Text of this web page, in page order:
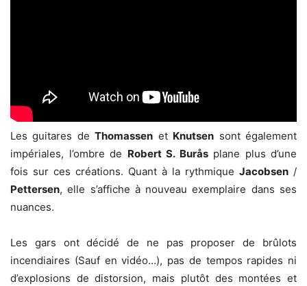
Les guitares deThomassen et Knutsen sont également
impériales, l’ombre de Robert S. Buråsplane plus d’une
fois sur ces créations. Quant à la rythmique Jacobsen /
Pettersen, elle s’affiche à nouveau exemplaire dans ses
nuances.
Les gars ont décidé de ne pas proposer de brûlots
incendiaires (Sauf en vidéo…), pas de tempos rapides ni
d’explosions de distorsion, mais plutôt des montées et